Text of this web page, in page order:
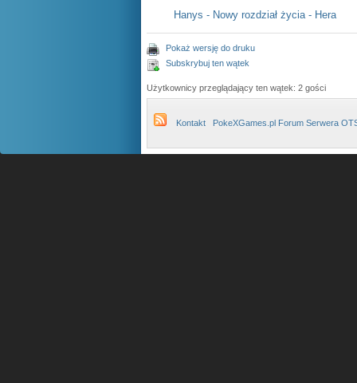
Hanys - Nowy rozdział życia - Hera
Pokaż wersję do druku
Subskrybuj ten wątek
Użytkownicy przeglądający ten wątek: 2 gości
Kontakt PokeXGames.pl Forum Serwera